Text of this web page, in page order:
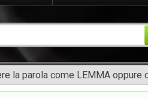
la parola come LEMMA oppure